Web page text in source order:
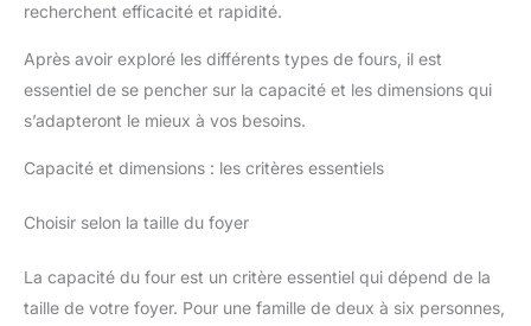
recherchent efficacité et rapidité.
Après avoir exploré les différents types de fours, il est
essentiel de se pencher sur la capacité et les dimensions qui
s’adapteront le mieux à vos besoins.
Capacité et dimensions : les critères essentiels
Choisir selon la taille du foyer
La capacité du four est un critère essentiel qui dépend de la
taille de votre foyer. Pour une famille de deux à six personnes,